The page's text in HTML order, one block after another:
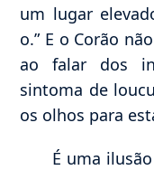
um lugar
o.” E o Corão
ao falar dos
sintoma de
os olhos para
É uma